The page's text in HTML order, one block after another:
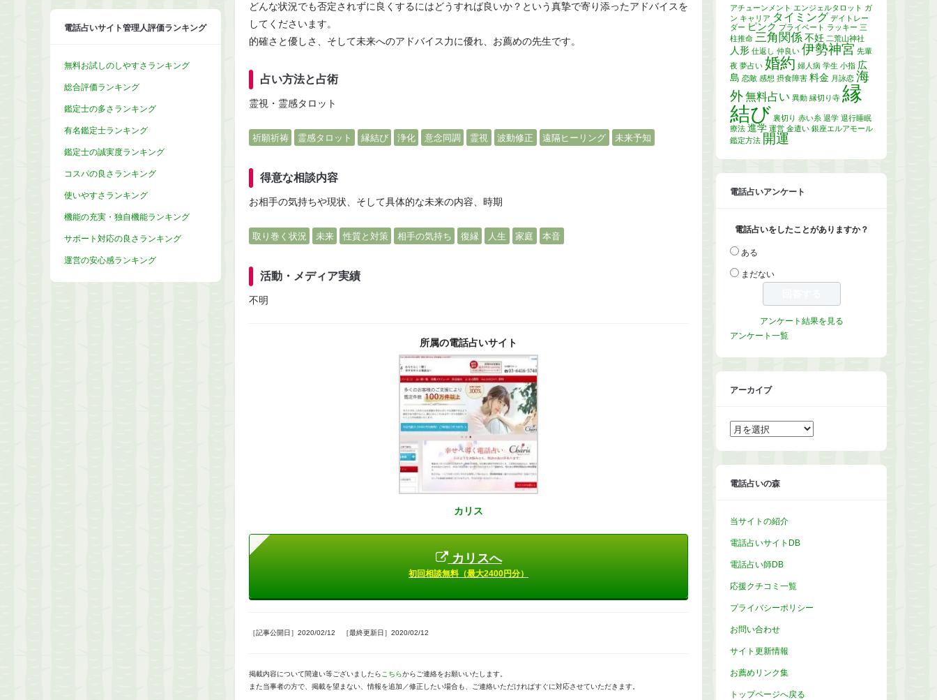
どんな状況でも否定されずに良くするにはどうすれば良いか？という真摯で寄り添ったアドバイスを
してくださいます。
的確さと優しさ、そして未来へのアドバイス力に優れ、お薦めの先生です。
占い方法と占術
霊視・霊感タロット
祈願祈祷 霊感タロット 縁結び 浄化 意念同調 霊視 波動修正 遠隔ヒーリング 未来予知
得意な相談内容
お相手の気持ちや現状、そして具体的な未来の内容、時期
取り巻く状況 未来 性質と対策 相手の気持ち 復縁 人生 家庭 本音
活動・メディア実績
不明
所属の電話占いサイト
カリス
カリスへ
初回相談無料（最大2400円分）
［記事公開日］2020/02/12 ［最終更新日］2020/02/12
掲載内容について間違い等ございましたらこちらからご連絡をお願いいたします。
また当事者の方で、掲載を望まない、情報を追加／修正したい場合も、ご連絡いただければすぐに対応させていただきます。
電話占いサイト管理人評価ランキング
無料お試しのしやすさランキング
総合評価ランキング
鑑定士の多さランキング
有名鑑定士ランキング
鑑定士の誠実度ランキング
コスパの良さランキング
使いやすさランキング
機能の充実・独自機能ランキング
サポート対応の良さランキング
運営の安心感ランキング
アチューンメント エンジェルタロット ガ
ン キャリア タイミング デイトレー
ダー ピンク プライベート ラッキー 三
柱推命 三角関係 不妊 二荒山神社
人形 仕返し 仲良い 伊勢神宮 先輩
夜 夢占い 婚約 婦人病 学生 小指 広
島 恋敵 感想 摂食障害 料金 月詠恋 海
外無料占い 異動 縁切り寺 縁
結び 裏切り 赤い糸 退学 退行睡眠
療法 進学 運営 金遣い 銀座エルアモール
鑑定方法 開運
電話占いアンケート
電話占いをしたことがありますか？
ある
まだない
アンケート結果を見る
アンケート一覧
アーカイブ
ア
ー
イ
電話占いの森
当サイトの紹介
電話占いサイトDB
電話占い師DB
応援クチコミ一覧
プライバシーポリシー
お問い合わせ
サイト更新情報
お薦めリンク集
トップページへ戻る